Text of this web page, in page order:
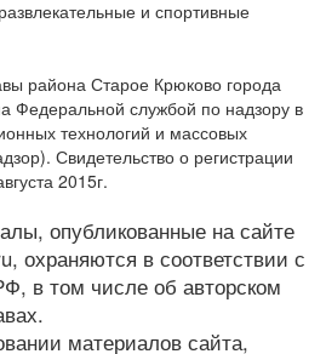
и спортивные
района Старое Крюково города
Федеральной службой по надзору в
технологий и массовых
Свидетельство о регистрации
2015г.
опубликованные на сайте
охраняются в соответствии с
в том числе об авторском
материалов сайта,